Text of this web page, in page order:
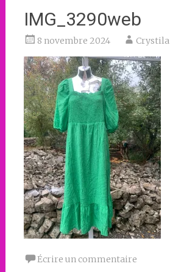
IMG_3290web
8 novembre 2024 Crystila
Écrire un commentaire